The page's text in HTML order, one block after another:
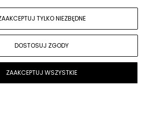
TYLKO NIEZBĘDNE
DOSTOSUJ ZGODY
ZAAKCEPTUJ WSZYSTKIE